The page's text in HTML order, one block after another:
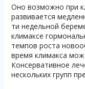
Оно возможно при
развивается
ти недельной
климаксе
темпов роста
время климакса
Консервативное
нескольких групп